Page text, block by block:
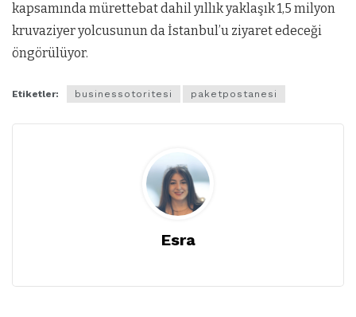
kapsamında mürettebat dahil yıllık yaklaşık 1,5 milyon
kruvaziyer yolcusunun da İstanbul’u ziyaret edeceği
öngörülüyor.
Etiketler: businessotoritesi paketpostanesi
Esra